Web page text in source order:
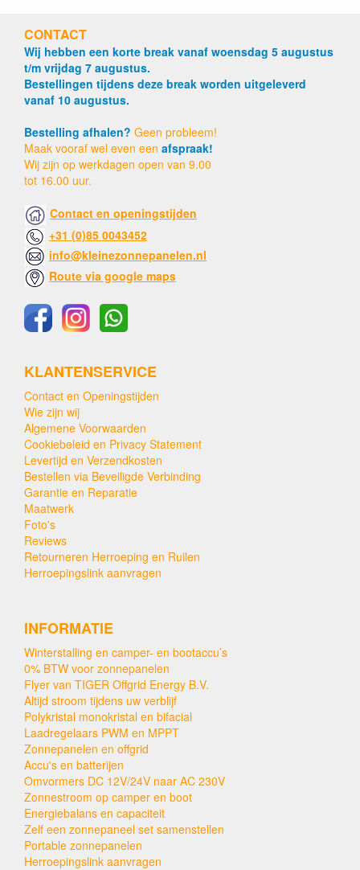
CONTACT
Wij hebben een korte break vanaf woensdag 5 augustus
t/m vrijdag 7 augustus.
Bestellingen tijdens deze break worden uitgeleverd
vanaf 10 augustus.
Bestelling afhalen? Geen probleem!
Maak vooraf wel even een afspraak!
Wij zijn op werkdagen open van 9.00
tot 16.00 uur.
Contact en openingstijden
+31 (0)85 0043452
info@kleinezonnepanelen.nl
Route via google maps
KLANTENSERVICE
Contact en Openingstijden
Wie zijn wij
Algemene Voorwaarden
Cookiebeleid en Privacy Statement
Levertijd en Verzendkosten
Bestellen via Beveiligde Verbinding
Garantie en Reparatie
Maatwerk
Foto's
Reviews
Retourneren Herroeping en Ruilen
Herroepingslink aanvragen
INFORMATIE
Winterstalling en camper- en bootaccu’s
0% BTW voor zonnepanelen
Flyer van TIGER Offgrid Energy B.V.
Altijd stroom tijdens uw verblijf
Polykristal monokristal en bifacial
Laadregelaars PWM en MPPT
Zonnepanelen en offgrid
Accu's en batterijen
Omvormers DC 12V/24V naar AC 230V
Zonnestroom op camper en boot
Energiebalans en capaciteit
Zelf een zonnepaneel set samenstellen
Portable zonnepanelen
Herroepingslink aanvragen